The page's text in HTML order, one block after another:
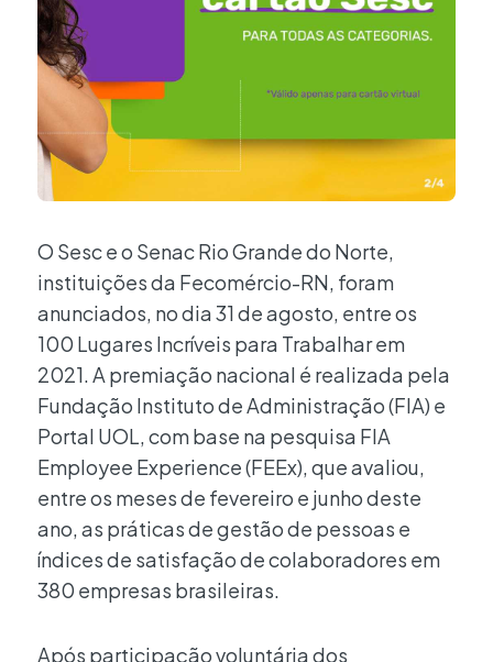
O Sesc e o Senac Rio Grande do Norte,
instituições da Fecomércio-RN, foram
anunciados, no dia 31 de agosto, entre os
100 Lugares Incríveis para Trabalhar em
2021. A premiação nacional é realizada pela
Fundação Instituto de Administração (FIA) e
Portal UOL, com base na pesquisa FIA
Employee Experience (FEEx), que avaliou,
entre os meses de fevereiro e junho deste
ano, as práticas de gestão de pessoas e
índices de satisfação de colaboradores em
380 empresas brasileiras.
Após participação voluntária dos